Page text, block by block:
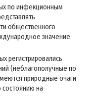
по инфекционным
общественного
значение
регистрировались
(неблагополучные по
природные очаги
на